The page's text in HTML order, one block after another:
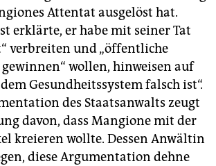
Attentat ausgelöst hat.
erklärte, er habe mit seiner Tat
verbreiten und „öffentliche
wollen, hinweisen auf
Gesundheitssystem falsch ist“.
des Staatsanwalts zeugt
davon, dass Mangione mit der
kreieren wollte. Dessen Anwältin
diese Argumentation dehne